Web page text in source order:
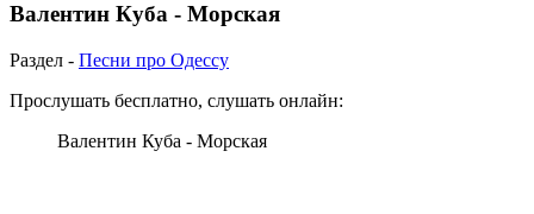
Валентин Куба - Морская
Раздел - Песни про Одессу
Прослушать бесплатно, слушать онлайн:
Валентин Куба - Морская